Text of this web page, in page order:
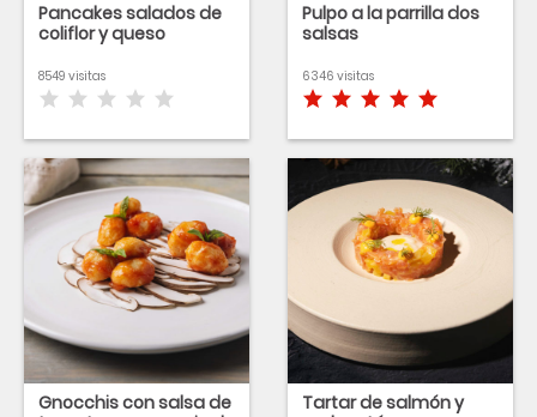
Pancakes salados de
coliflor y queso
8549 visitas
Pulpo a la parrilla dos
salsas
6346 visitas
Gnocchis con salsa de
Tartar de salmón y